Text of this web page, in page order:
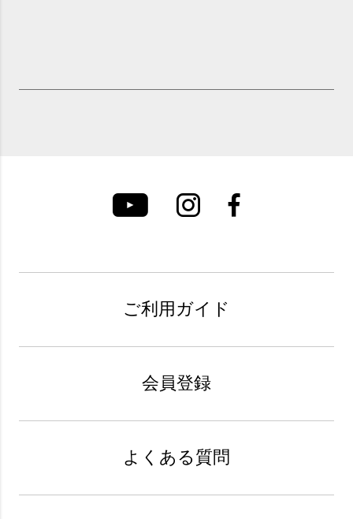
ご利用ガイド
会員登録
よくある質問